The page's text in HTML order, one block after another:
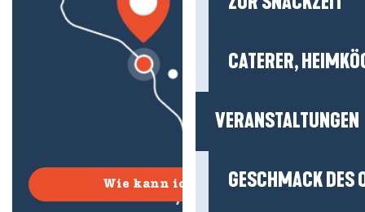
CATERER,
VERANSTALTUNGEN
GESCHMACK DES
Wie kann ich kommen?